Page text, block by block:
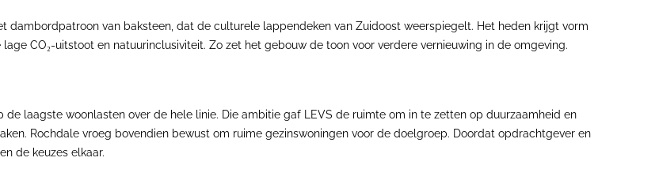
dambordpatroon van baksteen, dat de culturele lappendeken van Zuidoost weerspiegelt. Het heden krijgt vorm
CO₂-uitstoot en natuurinclusiviteit. Zo zet het gebouw de toon voor verdere vernieuwing in de omgeving.
laagste woonlasten over de hele linie. Die ambitie gaf LEVS de ruimte om in te zetten op duurzaamheid en
Rochdale vroeg bovendien bewust om ruime gezinswoningen voor de doelgroep. Doordat opdrachtgever en
de keuzes elkaar.